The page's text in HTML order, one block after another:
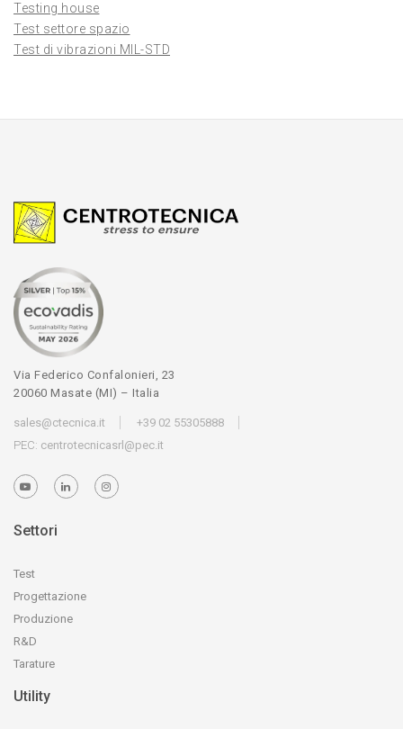
Testing house
Test settore spazio
Test di vibrazioni MIL-STD
Via Federico Confalonieri, 23
20060 Masate (MI) – Italia
sales@ctecnica.it
+39 02 55305888
PEC: centrotecnicasrl@pec.it
Settori
Test
Progettazione
Produzione
R&D
Tarature
Utility